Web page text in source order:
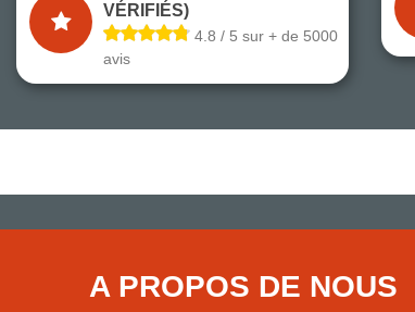
VÉRIFIÉS)
4.8 / 5 sur + de 5000
avis
A PROPOS DE NOUS